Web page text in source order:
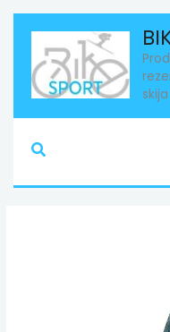
content
Search